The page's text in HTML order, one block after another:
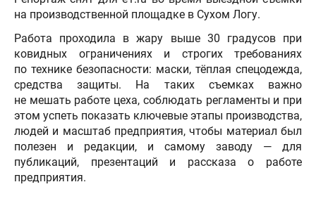
на производственной площадке в Сухом Логу.
Работа проходила в жару выше 30 градусов при
ковидных ограничениях и строгих требованиях
по технике безопасности: маски, тёплая спецодежда,
средства защиты. На таких съемках важно
не мешать работе цеха, соблюдать регламенты и при
этом успеть показать ключевые этапы производства,
людей и масштаб предприятия, чтобы материал был
полезен и редакции, и самому заводу — для
публикаций, презентаций и рассказа о работе
предприятия.